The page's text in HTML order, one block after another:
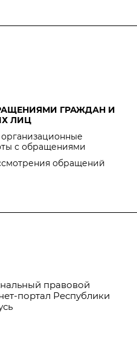
ГРАЖДАН И
ЛИЦ
с обращениями
обращений
правовой
портал Республики